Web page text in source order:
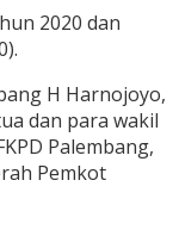
2020 dan
H Harnojoyo,
dan para wakil
Palembang,
Pemkot